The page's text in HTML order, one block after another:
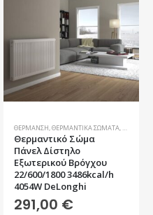
ΘΈΡΜΑΝΣΗ,ΘΕΡΜΑΝΤΙΚΆ ΣΏΜΑΤΑ, ΣΏΜΑΤΑ
Θερμαντικό Σώμα
Πάνελ Δίστηλο
Εξωτερικού Βρόγχου
22/600/1800 3486kcal/h
4054W DeLonghi
291,00 €